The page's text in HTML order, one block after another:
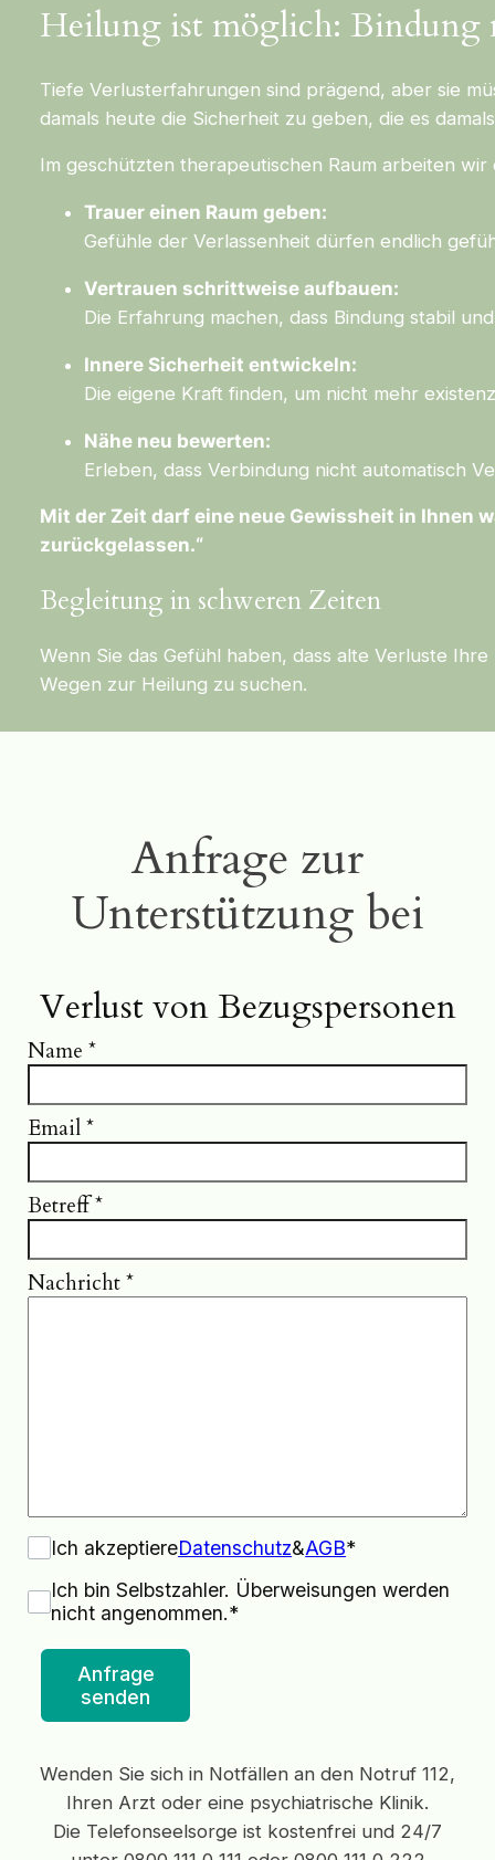
Heilung ist möglich: Bindung
Tiefe Verlusterfahrungen sind prägend, aber sie
damals heute die Sicherheit zu geben, die es
Im geschützten therapeutischen Raum arbeiten wir
Trauer einen Raum geben:
Gefühle der Verlassenheit dürfen endlich
Vertrauen schrittweise aufbauen:
Die Erfahrung machen, dass Bindung stabil
Innere Sicherheit entwickeln:
Die eigene Kraft finden, um nicht mehr
Nähe neu bewerten:
Erleben, dass Verbindung nicht automatisch
Mit der Zeit darf eine neue Gewissheit in Ihnen
zurückgelassen.“
Begleitung in schweren Zeiten
Wenn Sie das Gefühl haben, dass alte Verluste
Wegen zur Heilung zu suchen.
Anfrage zur
Unterstützung bei
Verlust von Bezugspersonen
Name *
Email*
Betreff*
Nachricht*
Ich akzeptiereDatenschutz&AGB*
Ich bin Selbstzahler. Überweisungen werden
nicht angenommen.*
Anfrage
senden
Wenden Sie sich in Notfällen an den Notruf 112,
Ihren Arzt oder eine psychiatrische Klinik.
Die Telefonseelsorge ist kostenfrei und 24/7